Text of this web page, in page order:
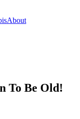
About
To Be Old!